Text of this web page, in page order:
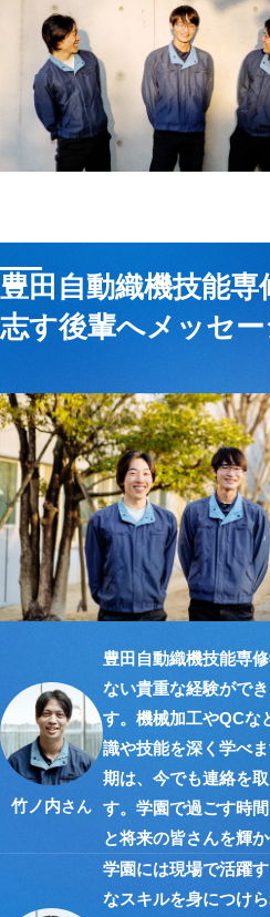
豊田自動織機技能専
志す後輩へメッセー
竹ノ内さん
豊田自動織機技能専
ない貴重な経験がで
す。機械加工やQCな
識や技能を深く学べ
期は、今でも連絡を
す。学園で過ごす時
と将来の皆さんを輝
学園には現場で活躍
なスキルを身につけ